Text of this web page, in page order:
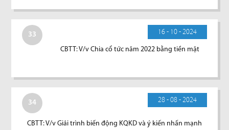
33 16 - 10 - 2024
CBTT: V/v Chia cổ tức năm 2022 bằng tiền mặt
34 28 - 08 - 2024
CBTT: V/v Giải trình biến động KQKD và ý kiến nhấn mạnh